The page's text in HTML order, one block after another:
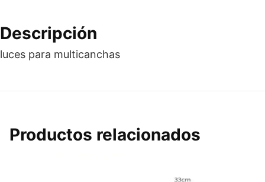
Descripción
luces para multicanchas
Productos relacionados